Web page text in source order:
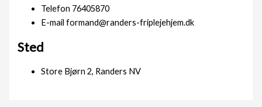
Telefon 76405870
E-mailformand@randers-friplejehjem.dk
Sted
Store Bjørn 2, Randers NV